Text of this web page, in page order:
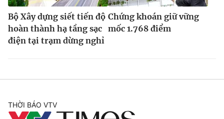
Bộ Xây dựng siết tiến độ
hoàn thành hạ tầng sạc
điện tại trạm dừng nghỉ
Chứng khoán giữ vững
mốc 1.768 điểm
THỜI BÁO VTV